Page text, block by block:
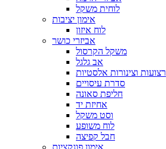
לוחית משקל
אימון יציבות
לוח איזון
אביזרי כושר
משקל הקרסול
אב גלגל
רצועות וצינורות אלסטיות
סדרת עיסויים
חליפת סאונה
אחיזת יד
וסט משקל
לוח משופע
חבל קפיצה
אימון פונקציות